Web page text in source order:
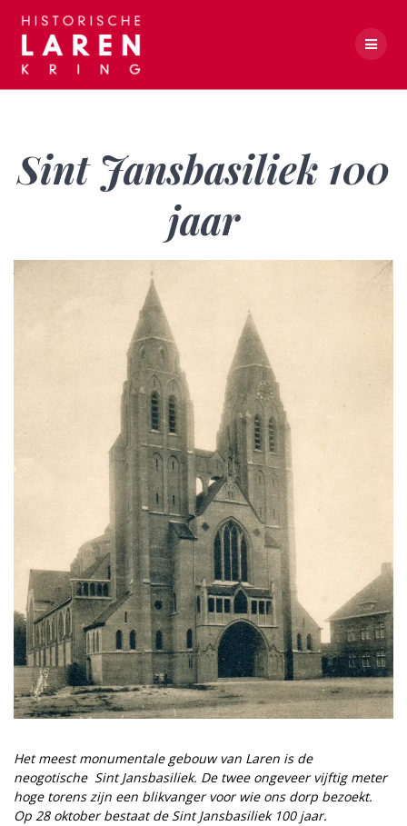
Sint Jansbasiliek 100
jaar
Het meest monumentale gebouw van Laren is de
neogotische ­ Sint Jansbasiliek. De twee ongeveer vijftig meter
hoge torens zijn een blikvanger voor wie ons dorp bezoekt.
Op 28 oktober bestaat de Sint Jansbasiliek 100 jaar.